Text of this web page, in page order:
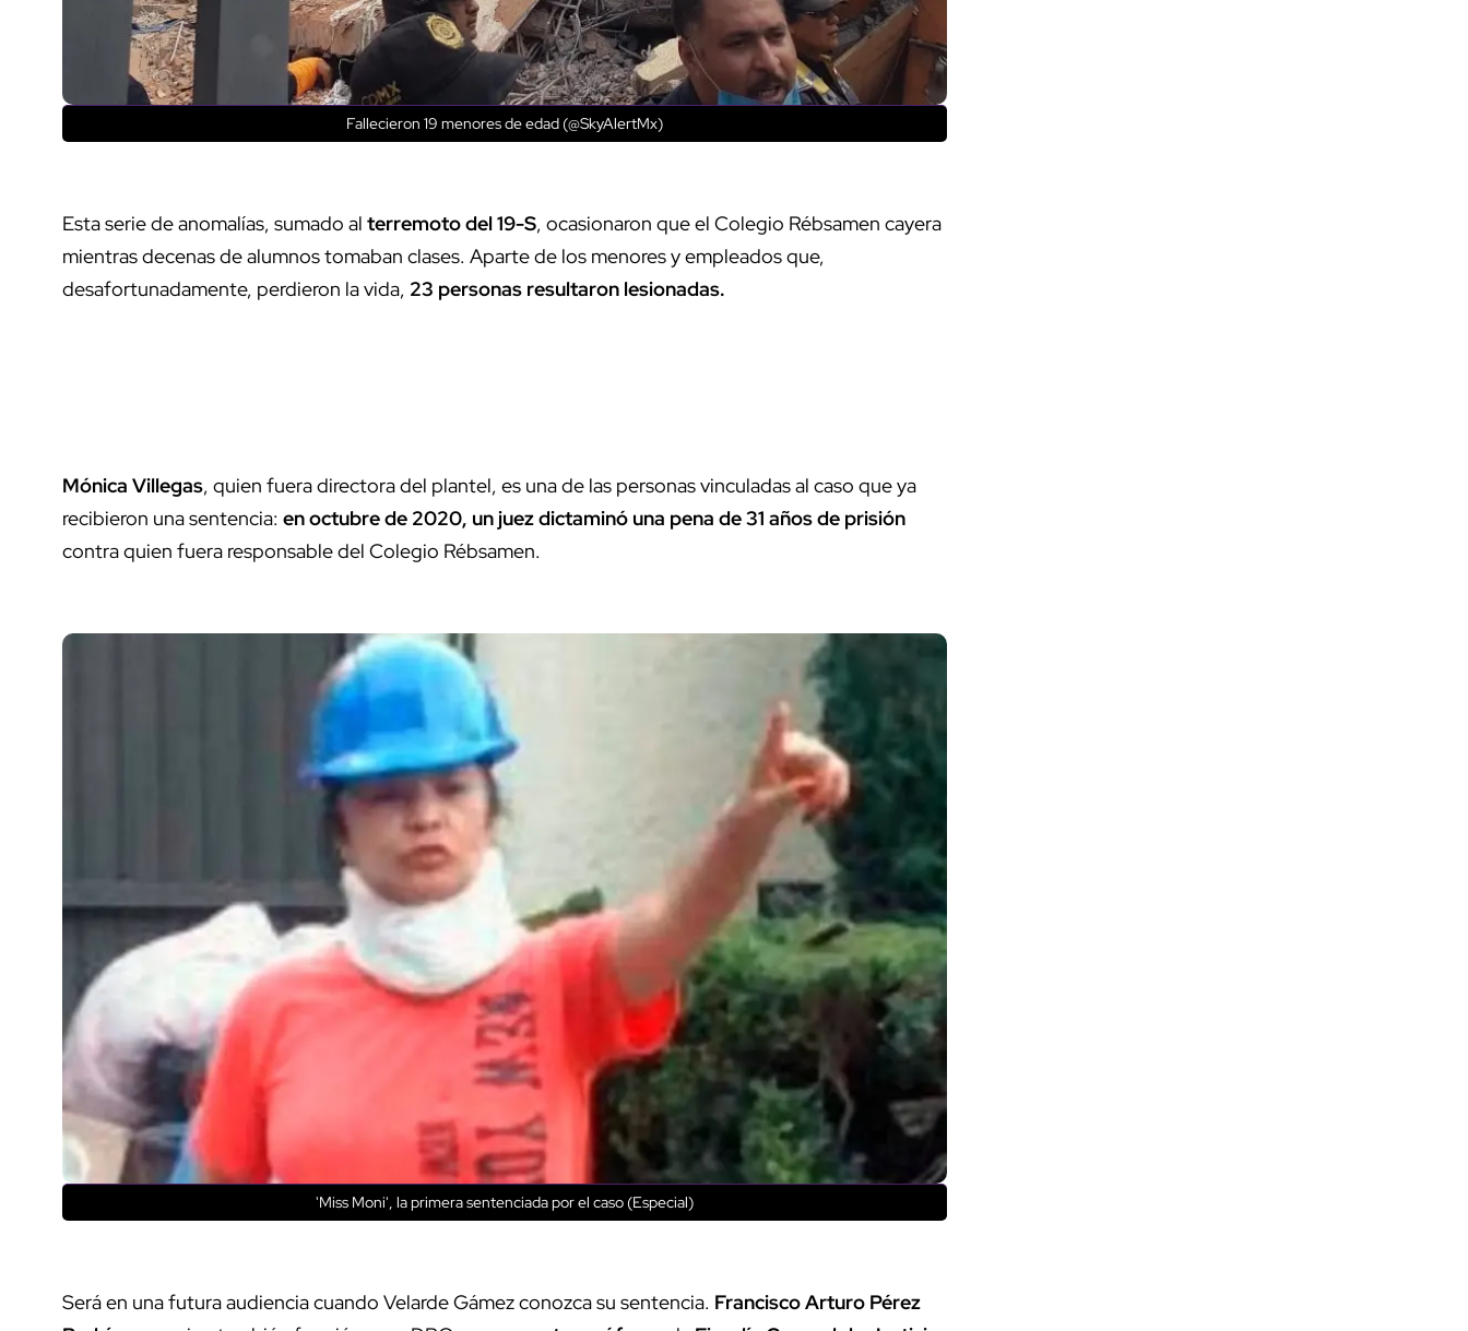
Fallecieron 19 menores de edad (@SkyAlertMx)
Esta serie de anomalías, sumado al terremoto del 19-S, ocasionaron que el Colegio Rébsamen cayera
mientras decenas de alumnos tomaban clases. Aparte de los menores y empleados que,
desafortunadamente, perdieron la vida, 23 personas resultaron lesionadas.
Mónica Villegas, quien fuera directora del plantel, es una de las personas vinculadas al caso que ya
recibieron una sentencia: en octubre de 2020, un juez dictaminó una pena de 31 años de prisión
contra quien fuera responsable del Colegio Rébsamen.
'Miss Moni', la primera sentenciada por el caso (Especial)
Será en una futura audiencia cuando Velarde Gámez conozca su sentencia. Francisco Arturo Pérez